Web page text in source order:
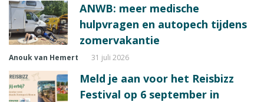
ANWB: meer medische
hulpvragen en autopech tijdens
zomervakantie
Anouk van Hemert 31 juli 2026
Meld je aan voor het Reisbizz
Festival op 6 september in